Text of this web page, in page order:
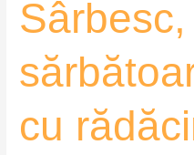
Sârbesc,
cu